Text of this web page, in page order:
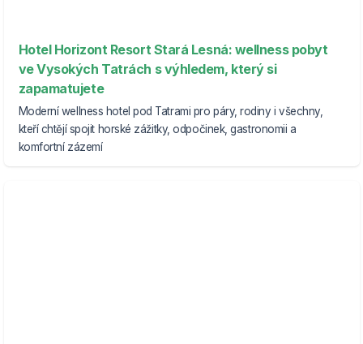
Hotel Horizont Resort Stará Lesná: wellness pobyt
ve Vysokých Tatrách s výhledem, který si
zapamatujete
Moderní wellness hotel pod Tatrami pro páry, rodiny i všechny,
kteří chtějí spojit horské zážitky, odpočinek, gastronomii a
komfortní zázemí